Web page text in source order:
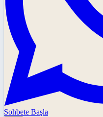
Sohbete Başla